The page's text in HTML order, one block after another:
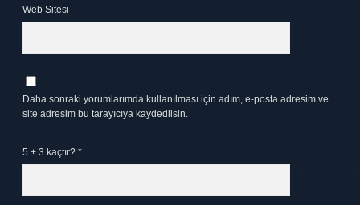
Web Sitesi
Daha sonraki yorumlarımda kullanılması için adım, e-posta adresim ve
site adresim bu tarayıcıya kaydedilsin.
5 + 3 kaçtır? *